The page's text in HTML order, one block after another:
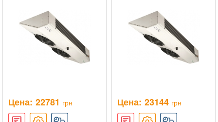
Цена: 22781 грн Цена: 23144 грн